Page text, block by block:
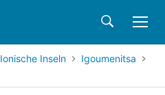
Ionische Inseln
Igoumenitsa